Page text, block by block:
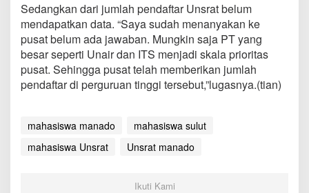
Sedangkan dari jumlah pendaftar Unsrat belum
mendapatkan data. “Saya sudah menanyakan ke
pusat belum ada jawaban. Mungkin saja PT yang
besar seperti Unair dan ITS menjadi skala prioritas
pusat. Sehingga pusat telah memberikan jumlah
pendaftar di perguruan tinggi tersebut,”lugasnya.(tian)
mahasiswa manado
mahasiswa sulut
mahasiswa Unsrat
Unsrat manado
Ikuti Kami